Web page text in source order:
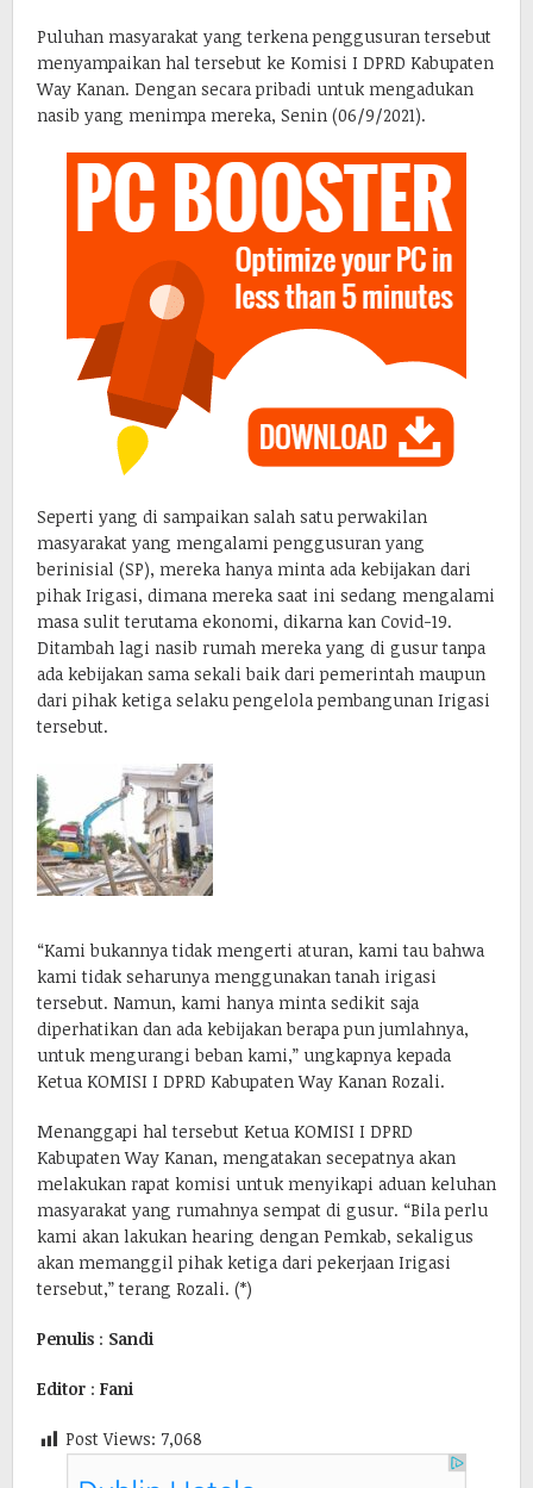
Puluhan masyarakat yang terkena penggusuran tersebut
menyampaikan hal tersebut ke Komisi I DPRD Kabupaten
Way Kanan. Dengan secara pribadi untuk mengadukan
nasib yang menimpa mereka, Senin (06/9/2021).
Seperti yang di sampaikan salah satu perwakilan
masyarakat yang mengalami penggusuran yang
berinisial (SP), mereka hanya minta ada kebijakan dari
pihak Irigasi, dimana mereka saat ini sedang mengalami
masa sulit terutama ekonomi, dikarna kan Covid-19.
Ditambah lagi nasib rumah mereka yang di gusur tanpa
ada kebijakan sama sekali baik dari pemerintah maupun
dari pihak ketiga selaku pengelola pembangunan Irigasi
tersebut.
“Kami bukannya tidak mengerti aturan, kami tau bahwa
kami tidak seharunya menggunakan tanah irigasi
tersebut. Namun, kami hanya minta sedikit saja
diperhatikan dan ada kebijakan berapa pun jumlahnya,
untuk mengurangi beban kami,” ungkapnya kepada
Ketua KOMISI I DPRD Kabupaten Way Kanan Rozali.
Menanggapi hal tersebut Ketua KOMISI I DPRD
Kabupaten Way Kanan, mengatakan secepatnya akan
melakukan rapat komisi untuk menyikapi aduan keluhan
masyarakat yang rumahnya sempat di gusur. “Bila perlu
kami akan lakukan hearing dengan Pemkab, sekaligus
akan memanggil pihak ketiga dari pekerjaan Irigasi
tersebut,” terang Rozali. (*)
Penulis : Sandi
Editor : Fani
Post Views: 7,068